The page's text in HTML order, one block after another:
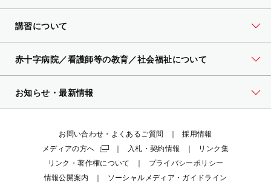
講習について
赤十字病院／看護師等の教育／社会福祉について
お知らせ・最新情報
お問い合わせ・よくあるご質問
採用情報
メディアの方へ
入札・契約情報
リンク集
リンク・著作権について
プライバシーポリシー
情報公開案内
ソーシャルメディア・ガイドライン